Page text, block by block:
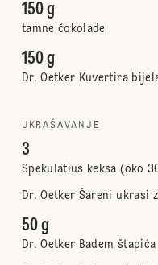
150 g
tamne čokolade
150 g
Dr. Oetker Kuvertira
UKRAŠAVANJE
3
Spekulatius keksa (oko
Dr. Oetker Šareni ukrasi
50 g
Dr. Oetker Badem štapića